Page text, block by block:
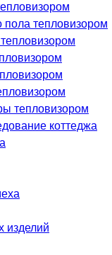
пола тепловизором
тепловизором
коттеджа
изделий